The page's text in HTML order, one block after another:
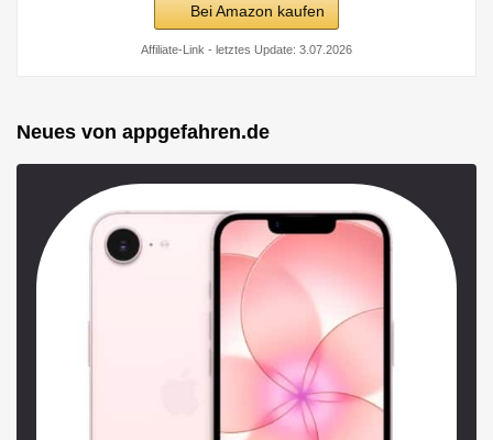
Bei Amazon kaufen
Affiliate-Link - letztes Update: 3.07.2026
Neues von appgefahren.de